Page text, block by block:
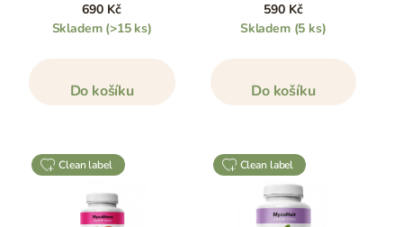
690 Kč
Skladem (>15 ks)
Do košíku
590 Kč
Skladem (5 ks)
Do košíku
clean label clean label